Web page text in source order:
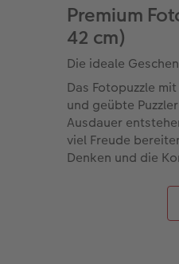
Premium
42 cm)
Die ideale
Das Fotopuzzle
und geübte
Ausdauer
viel Freude
Denken und die